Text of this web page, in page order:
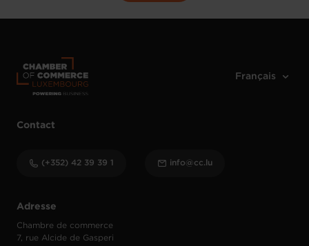
Adresse
Chambre de commerce
7, rue Alcide de Gasperi
Contact
(+352) 42 39 39 1 info@cc.lu